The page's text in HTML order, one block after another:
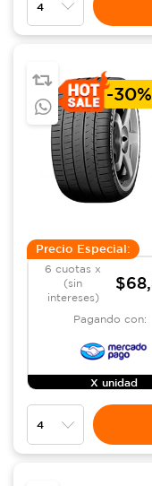
-30%
Precio Especial:
6 cuotas x
(sin
intereses)
Pagando con:
X unidad